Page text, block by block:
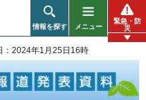
情報を探す メニュー
緊急・防
災
：2024年1月25日16時